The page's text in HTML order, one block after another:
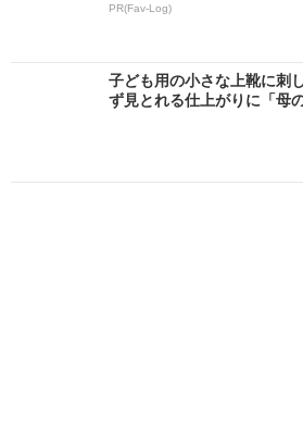
PR(Fav-Log)
子ども用の小さな上靴に
ず見とれる仕上がりに「母